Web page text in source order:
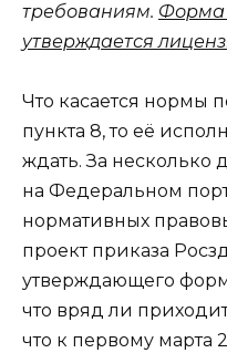
требованиям. Форма
утверждается
Что касается нормы
пункта 8, то её
ждать. За несколько
на Федеральном
нормативных
проект приказа
утверждающего
что вряд ли
что к первому марта